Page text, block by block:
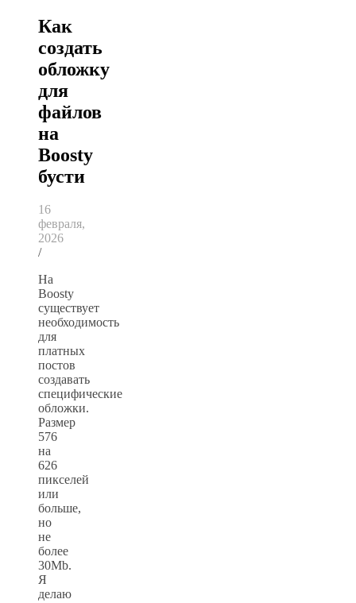
Как
создать
обложку
для
файлов
на
Boosty
бусти
16
февраля,
2026
/
На
Boosty
существует
необходимость
для
платных
постов
создавать
специфические
обложки.
Размер
576
на
626
пикселей
или
больше,
но
не
более
30Мb.
Я
делаю